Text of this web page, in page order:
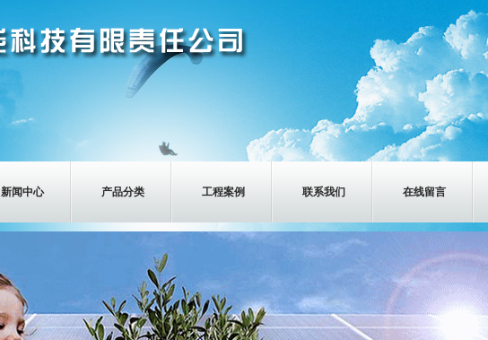
新闻中心 产品分类 工程案例 联系我们 在线留言